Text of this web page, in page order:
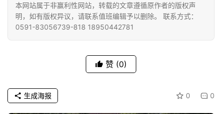
本网站属于非赢利性网站，转载的文章遵循原作者的版权声
明，如有版权异议，请联系值班编辑予以删除。 联系方式：
0591-83056739-818 18950442781
赞 (0)
0 0
生成海报